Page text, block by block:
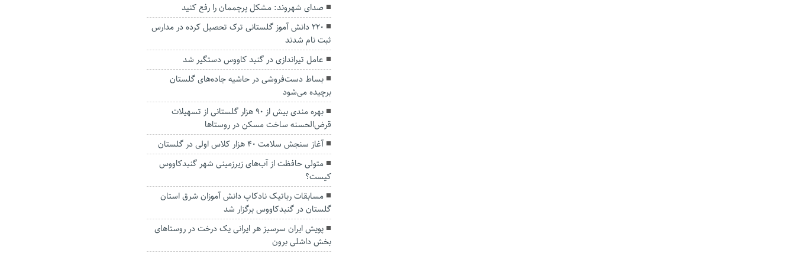
صدای شهروند: مشکل پرچممان را رفع کنید
۲۲۰ دانش آموز گلستانی ترک تحصیل کرده در مدارس
ثبت نام شدند
عامل تیراندازی در گنبد کاووس دستگیر شد
بساط دست‌فروشی در حاشیه جاده‌های گلستان
برچیده می‌شود
بهره مندی بیش از ۹۰ هزار گلستانی از تسهیلات
قرض‌الحسنه ساخت مسکن در روستا‌ها
آغاز سنجش سلامت ۴۰ هزار کلاس اولی در گلستان
متولی حافظت از آب‌های زیرزمینی شهر گنبدکاووس
کیست؟
مسابقات رباتیک نادکاپ دانش آموزان شرق استان
گلستان در گنبدکاووس برگزار شد
پویش ایران سرسبز هر ایرانی یک درخت در روستاهای
بخش داشلی برون